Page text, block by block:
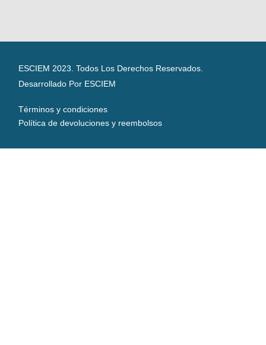
ESCIEM 2023. Todos Los Derechos Reservados.
Desarrollado Por ESCIEM
Términos y condiciones
Política de devoluciones y reembolsos